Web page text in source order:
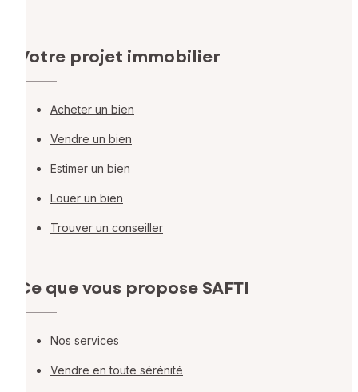
Votre projet immobilier
Acheter un bien
Vendre un bien
Estimer un bien
Louer un bien
Trouver un conseiller
Ce que vous propose SAFTI
Nos services
Vendre en toute sérénité